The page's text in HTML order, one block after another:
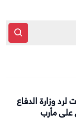
لرد وزارة الدفاع
على مأرب